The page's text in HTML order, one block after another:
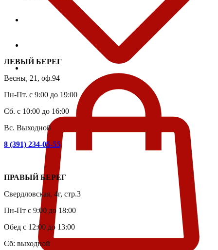
ЛЕВЫЙ БЕРЕГ
Весны, 21, оф.94
Пн-Пт. с 9:00 до 19:00
Сб. с 10:00 до 16:00
Вс. Выходной
8 (391) 234-05-55
ПРАВЫЙ БЕРЕГ
Свердловская, 4г, стр.3
Пн-Пт с 9:00 до 18:00
Обед с 12:00 до 13:00
Сб: выходной